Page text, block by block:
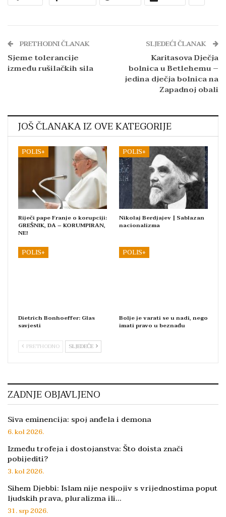
PRETHODNI ČLANAK
Sjeme tolerancije
između rušilačkih sila
SLJEDEĆI ČLANAK
Karitasova Dječja
bolnica u Betlehemu –
jedina dječja bolnica na
Zapadnoj obali
JOŠ ČLANAKA IZ OVE KATEGORIJE
POLIS+
Riječi pape Franje o korupciji:
GREŠNIK, DA – KORUMPIRAN,
NE!
POLIS+
Nikolaj Berdjajev | Sablazan
nacionalizma
POLIS+
Dietrich Bonhoeffer: Glas
savjesti
POLIS+
Bolje je varati se u nadi, nego
imati pravo u beznađu
PRETHODNO SLJEDEĆE
ZADNJE OBJAVLJENO
Siva eminencija: spoj anđela i demona
6. kol 2026.
Između trofeja i dostojanstva: Što doista znači
pobijediti?
3. kol 2026.
Sihem Djebbi: Islam nije nespojiv s vrijednostima poput
ljudskih prava, pluralizma ili…
31. srp 2026.